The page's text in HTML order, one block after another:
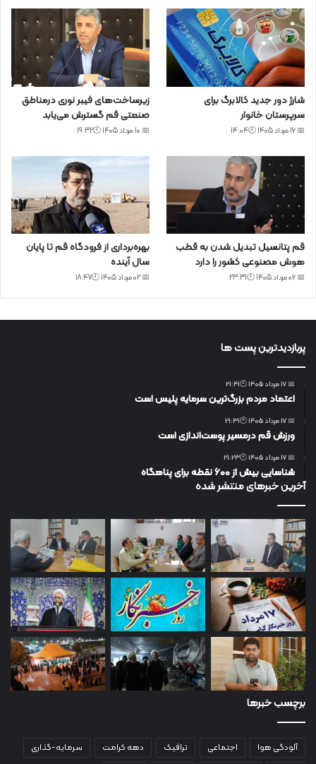
شارژ دور جدید کالابرگ برای
سرپرستان خانوار
📅 16 مرداد 1405 🕙14:04
زیرساخت‌های فیبر نوری درمناطق
صنعتی قم گسترش می‌یابد
📅 10 مرداد 1405 🕙19:32
قم پتانسیل تبدیل شدن به قطب
هوش مصنوعی کشور را دارد
📅 06 مرداد 1405 🕙23:31
بهره‌برداری از فرودگاه قم تا پایان
سال آینده
📅 02 مرداد 1405 🕙18:47
پربازدیدترین پست ها
📅 17 مرداد 1405 🕙21:41
اعتماد مردم بزرگ‌ترین سرمایه پلیس است
📅 17 مرداد 1405 🕙21:31
ورزش قم درمسیر پوست‌اندازی است
📅 17 مرداد 1405 🕙21:23
شناسایی بیش از ۶۰۰ نقطه برای پناهگاه
آخرین خبرهای منتشر شده
برچسب خبرها
آلودگی هوا اجتماعی ترافیک دهه کرامت
سرمایه-گذاری